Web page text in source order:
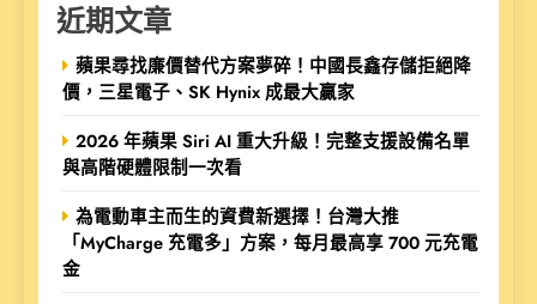
近期文章
蘋果尋找廉價替代方案夢碎！中國長鑫存儲拒絕降
價，三星電子、SK Hynix 成最大贏家
2026 年蘋果 Siri AI 重大升級！完整支援設備名單
與高階硬體限制一次看
為電動車主而生的資費新選擇！台灣大推
「MyCharge 充電多」方案，每月最高享 700 元充電
金